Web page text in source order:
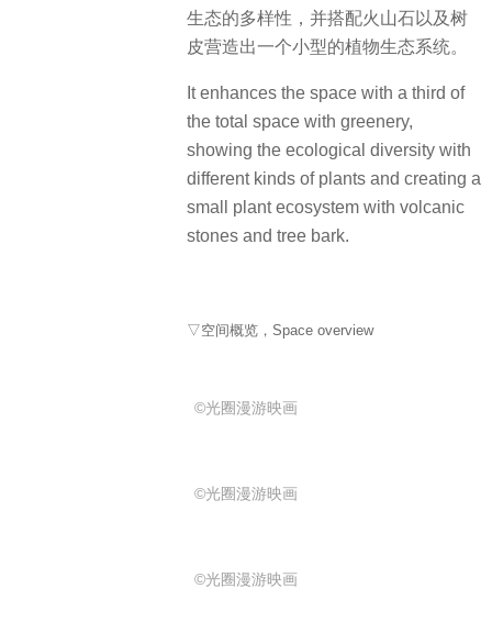
生态的多样性，并搭配火山石以及树
皮营造出一个小型的植物生态系统。
It enhances the space with a third of
the total space with greenery,
showing the ecological diversity with
different kinds of plants and creating a
small plant ecosystem with volcanic
stones and tree bark.
▽空间概览，Space overview
©光圈漫游映画
©光圈漫游映画
©光圈漫游映画